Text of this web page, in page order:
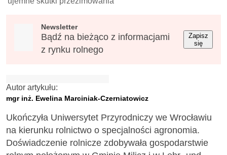
Newsletter
Bądź na bieżąco z informacjami
z rynku rolnego
Zapisz
się
Autor artykułu:
mgr inż. Ewelina Marciniak-Czerniatowicz
Ukończyła Uniwersytet Przyrodniczy we Wrocławiu
na kierunku rolnictwo o specjalności agronomia.
Doświadczenie rolnicze zdobywała gospodarstwie